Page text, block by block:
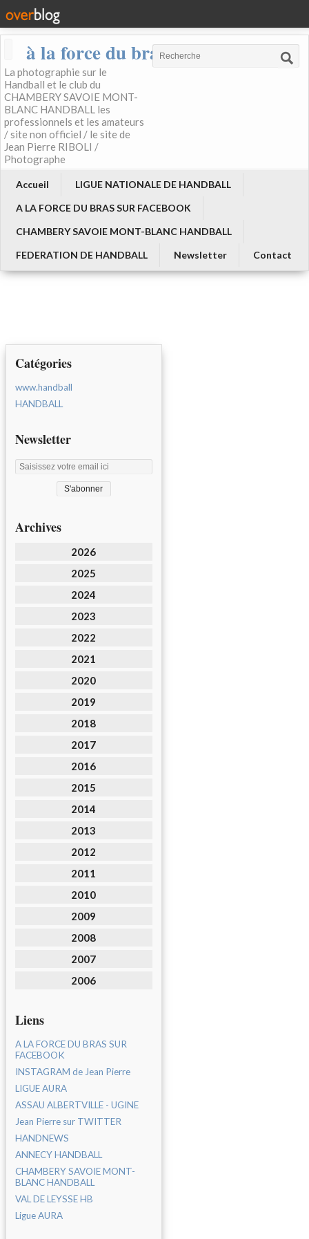
à la force du bras
La photographie sur le
Handball et le club du
CHAMBERY SAVOIE MONT-
BLANC HANDBALL les
professionnels et les amateurs
/ site non officiel / le site de
Jean Pierre RIBOLI /
Photographe
Accueil
LIGUE NATIONALE DE HANDBALL
A LA FORCE DU BRAS SUR FACEBOOK
CHAMBERY SAVOIE MONT-BLANC HANDBALL
FEDERATION DE HANDBALL
Newsletter Contact
Catégories
www.handball
HANDBALL
Newsletter
Archives
2026
2025
2024
2023
2022
2021
2020
2019
2018
2017
2016
2015
2014
2013
2012
2011
2010
2009
2008
2007
2006
Liens
A LA FORCE DU BRAS SUR
FACEBOOK
INSTAGRAM de Jean Pierre
LIGUE AURA
ASSAU ALBERTVILLE - UGINE
Jean Pierre sur TWITTER
HANDNEWS
ANNECY HANDBALL
CHAMBERY SAVOIE MONT-
BLANC HANDBALL
VAL DE LEYSSE HB
Ligue AURA